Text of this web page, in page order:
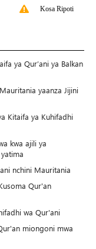
Kosa Ripoti
ya Qur’ani ya Balkan
yaanza Jijini
Kitaifa ya Kuhifadhi
kwa ajili ya
nchini Mauritania
Qur'an
wa Qur'ani
miongoni mwa